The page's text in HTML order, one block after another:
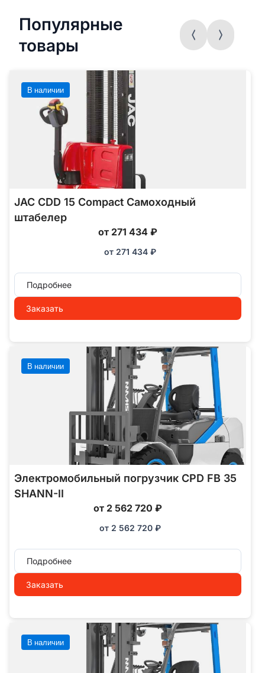
Популярные
товары
В наличии
JAC CDD 15 Compact Самоходный
штабелер
от 271 434 ₽
от 271 434 ₽
Подробнее
Заказать
В наличии
Электромобильный погрузчик CPD FB 35
SHANN-II
от 2 562 720 ₽
от 2 562 720 ₽
Подробнее
Заказать
В наличии